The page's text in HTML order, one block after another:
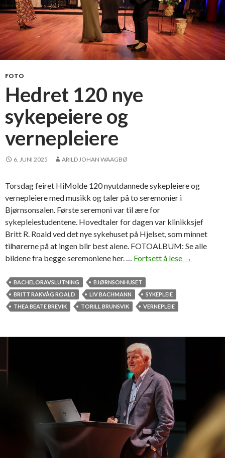
FOTO
Hedret 120 nye
sykepeiere og
vernepleiere
6. JUNI 2025 ARILD JOHAN WAAGBØ
Torsdag feiret HiMolde 120 nyutdannede sykepleiere og
vernepleiere med musikk og taler på to seremonier i
Bjørnsonsalen. Første seremoni var til ære for
sykepleiestudentene. Hovedtaler for dagen var klinikksjef
Britt R. Roald ved det nye sykehuset på Hjelset, som minnet
tilhørerne på at ingen blir best alene. FOTOALBUM: Se alle
bildene fra begge seremoniene her. … Fortsett å lese H
e
p
→
BACHELORAVSLUTNING
BJØRNSONHUSET
BRITT RAKVÅG ROALD
LIV BACHMANN
SYKEPLEIE
THEA BEATE BREVIK
TORILL BRUNSVIK VERNEPLEIE